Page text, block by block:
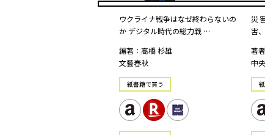
ウクライナ戦争はなぜ終わらないの
か デジタル時代の総力戦 …
編著：高橋 杉雄
文藝春秋
紙書籍で買う
災
害
著
中